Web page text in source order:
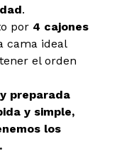
.
por 4 cajones
cama ideal
el orden
preparada
y simple,
los